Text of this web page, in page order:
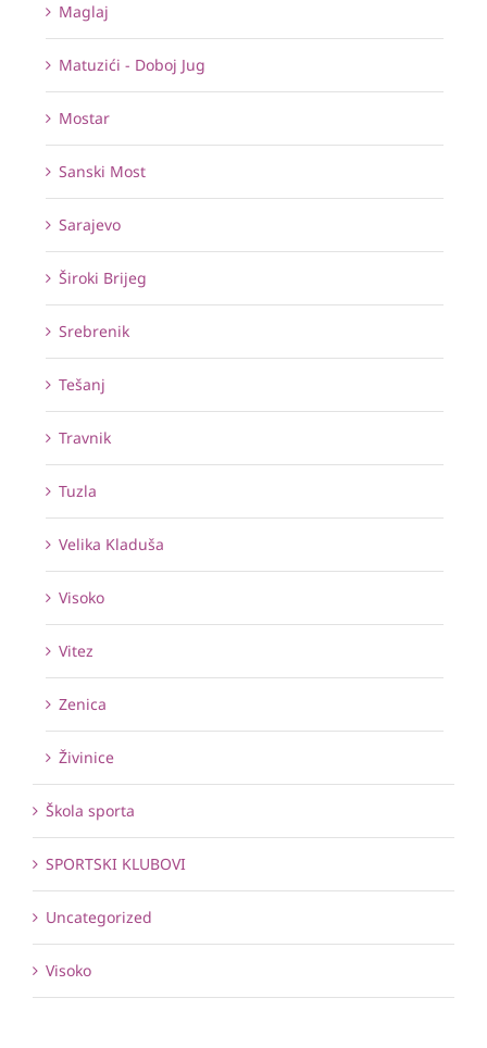
Maglaj
Matuzići - Doboj Jug
Mostar
Sanski Most
Sarajevo
Široki Brijeg
Srebrenik
Tešanj
Travnik
Tuzla
Velika Kladuša
Visoko
Vitez
Zenica
Živinice
Škola sporta
SPORTSKI KLUBOVI
Uncategorized
Visoko